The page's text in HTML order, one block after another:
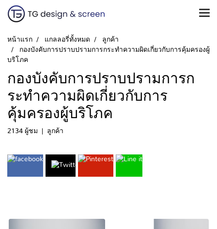
หน้าแรก แกลลอรี่ทั้งหมด
ลูกค้า
กองบังคับการปราบปรามการกระทําความผิดเกี่ยวกับการคุ้มครองผู้
บริโภค
กองบังคับการปราบปรามการก
ระทําความผิดเกี่ยวกับการ
คุ้มครองผู้บริโภค
2134 ผู้ชม ลูกค้า